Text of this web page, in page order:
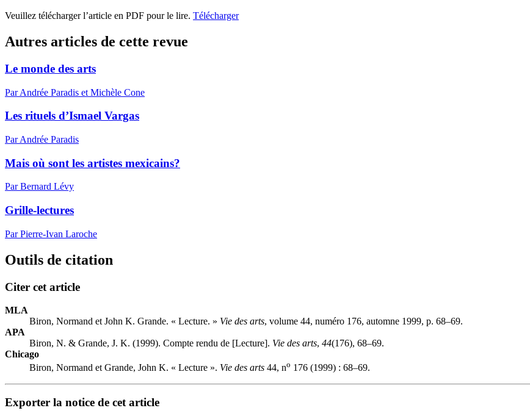
Veuillez télécharger l’article en PDF pour le lire. Télécharger
Autres articles de cette revue
Le monde des arts
Par Andrée Paradis et Michèle Cone
Les rituels d’Ismael Vargas
Par Andrée Paradis
Mais où sont les artistes mexicains?
Par Bernard Lévy
Grille-lectures
Par Pierre-Ivan Laroche
Outils de citation
Citer cet article
MLA
Biron, Normand et John K. Grande. « Lecture. » Vie des arts, volume 44, numéro 176, automne 1999, p. 68–69.
APA
Biron, N. & Grande, J. K. (1999). Compte rendu de [Lecture]. Vie des arts, 44(176), 68–69.
Chicago
Biron, Normand et Grande, John K. « Lecture ». Vie des arts 44, no 176 (1999) : 68–69.
Exporter la notice de cet article